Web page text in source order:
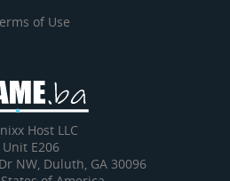
of Use
Host LLC
Unit E206
NW, Duluth, GA 30096